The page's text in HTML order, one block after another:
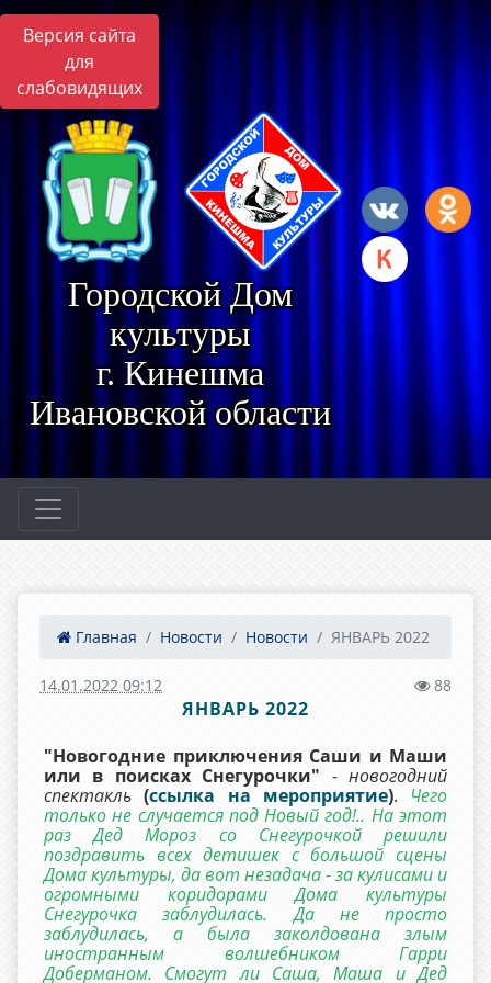
Версия сайта
для
слабовидящих
Городской Дом
культуры
г. Кинешма
Ивановской области
Главная Новости Новости ЯНВАРЬ 2022
14.01.2022 09:12 88
ЯНВАРЬ 2022
"Новогодние приключения Саши и Маши
или в поисках Снегурочки" -новогодний
спектакль (ссылка на мероприятие). Чего
только не случается под Новый год!.. На этот
раз Дед Мороз со Снегурочкой решили
поздравить всех детишек с большой сцены
Дома культуры, да вот незадача - за кулисами и
огромными коридорами Дома культуры
Снегурочка заблудилась. Да не просто
заблудилась, а была заколдована злым
иностранным волшебником Гарри
Доберманом. Смогут ли Саша, Маша и Дед